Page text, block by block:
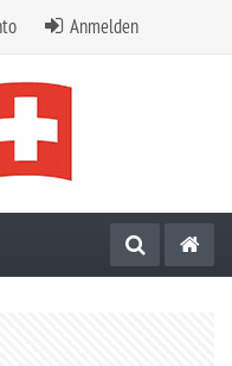
Anmelden